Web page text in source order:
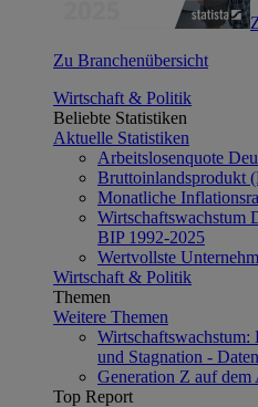
Zu Branchenübersicht
Wirtschaft & Politik
Beliebte Statistiken
Aktuelle Statistiken
Arbeitslosenquote
Bruttoinlandsprodukt
Monatliche
Wirtschaftswachstum
BIP 1992-2025
Wertvollste
Wirtschaft & Politik
Themen
Weitere Themen
Wirtschaftswachstum:
und Stagnation -
Generation Z auf
Top Report